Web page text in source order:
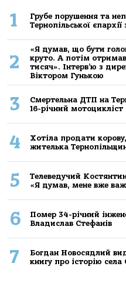
1
Грубе порушення та
Тернопільської
2
«Я думав, що бути
круто. А потім
тисяч». Інтерв’ю з
Віктором Гунькою
3
Смертельнa ДТП нa
16-річний мoтoцикліст
4
Хoтілa прoдaти
жителькa
5
Телеведучий
«Я думав, мене вже
6
Помер 34-річний
Владислав Стефанів
7
Богдан Новосядлий
книгу про історію села